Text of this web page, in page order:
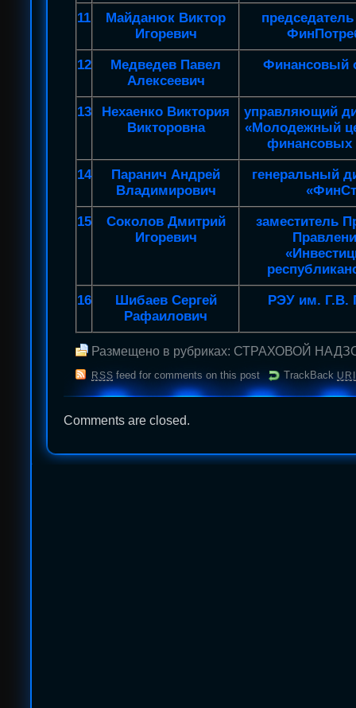
11
Майданюк Виктор
Игоревич
12
Медведев Павел
Алексеевич
Финансовый
13
Нехаенко Виктория
Викторовна
управляющий
«Молодежный
финансовых
14
Паранич Андрей
Владимирович
генеральный
15
Соколов Дмитрий
Игоревич
заместитель
16
Шибаев Сергей
Рафаилович
РЭУ им. Г.В.
Размещено в рубриках: СТРАХОВОЙ
RSS feed for comments on this post TrackBack URI
Comments are closed.